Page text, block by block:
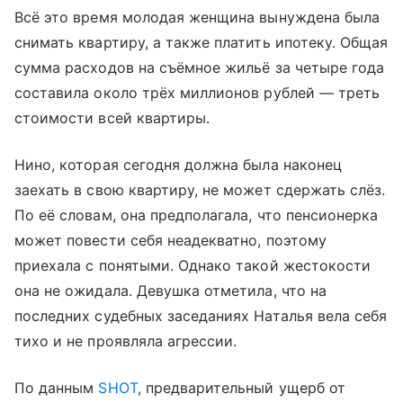
Всё это время молодая женщина вынуждена была
снимать квартиру, а также платить ипотеку. Общая
сумма расходов на съёмное жильё за четыре года
составила около трёх миллионов рублей — треть
стоимости всей квартиры.
Нино, которая сегодня должна была наконец
заехать в свою квартиру, не может сдержать слёз.
По её словам, она предполагала, что пенсионерка
может повести себя неадекватно, поэтому
приехала с понятыми. Однако такой жестокости
она не ожидала. Девушка отметила, что на
последних судебных заседаниях Наталья вела себя
тихо и не проявляла агрессии.
По данным SHOT, предварительный ущерб от